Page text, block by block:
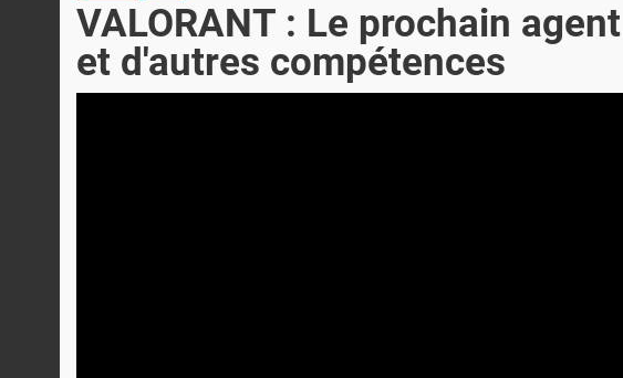
VALORANT : Le prochain
et d'autres compétences